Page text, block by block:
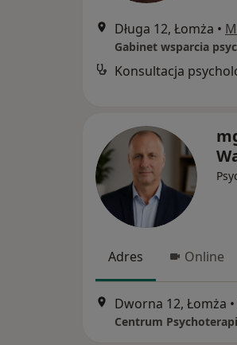
Długa 12, Łomża •
Adres Online
Dworna 12, Łomża •
Centrum